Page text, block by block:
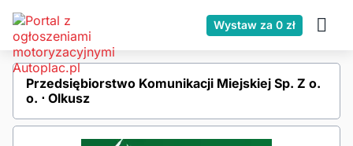
Wystaw za 0 zł
Przedsiębiorstwo Komunikacji Miejskiej Sp. Z o.
o. ⋅ Olkusz